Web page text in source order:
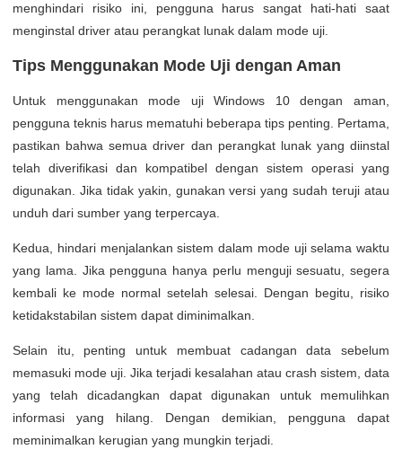
menghindari risiko ini, pengguna harus sangat hati-hati saat
menginstal driver atau perangkat lunak dalam mode uji.
Tips Menggunakan Mode Uji dengan Aman
Untuk menggunakan mode uji Windows 10 dengan aman,
pengguna teknis harus mematuhi beberapa tips penting. Pertama,
pastikan bahwa semua driver dan perangkat lunak yang diinstal
telah diverifikasi dan kompatibel dengan sistem operasi yang
digunakan. Jika tidak yakin, gunakan versi yang sudah teruji atau
unduh dari sumber yang terpercaya.
Kedua, hindari menjalankan sistem dalam mode uji selama waktu
yang lama. Jika pengguna hanya perlu menguji sesuatu, segera
kembali ke mode normal setelah selesai. Dengan begitu, risiko
ketidakstabilan sistem dapat diminimalkan.
Selain itu, penting untuk membuat cadangan data sebelum
memasuki mode uji. Jika terjadi kesalahan atau crash sistem, data
yang telah dicadangkan dapat digunakan untuk memulihkan
informasi yang hilang. Dengan demikian, pengguna dapat
meminimalkan kerugian yang mungkin terjadi.